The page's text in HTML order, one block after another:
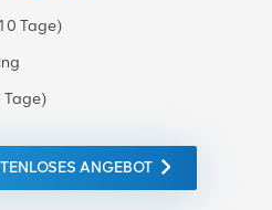
Tage)
Tage)
ANGEBOT